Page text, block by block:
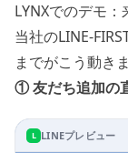
LYNXでのデモ
当社のLINE-
までがこう動きま
① 友だち追加の
L LINEプレビュー